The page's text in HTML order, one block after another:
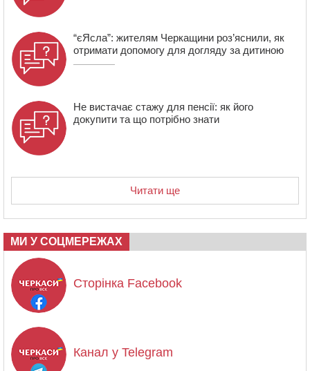
“єЯсла”: жителям Черкащини роз’яснили, як
отримати допомогу для догляду за дитиною
Не вистачає стажу для пенсії: як його
докупити та що потрібно знати
Читати ще
МИ У СОЦМЕРЕЖАХ
Сторінка Facebook
Канал у Telegram